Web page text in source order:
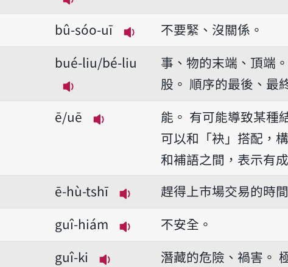
播放音讀bû-khó-nāi-hô
bû-sóo-uī
播放音讀bû-sóo-uī
不要緊、沒關係。
bué-liu/bé-liu
播放音讀bué-liu/bé-liu
事、物的末端、頂端。
股。 順序的最後、最
ē/uē
播放音讀ē/uē
能。 有可能導致某種
可以和「袂」搭配，
和補語之間，表示有
ē-hù-tshī
播放音讀ē-hù-tshī
趕得上巿場交易的時
guî-hiám
播放音讀guî-hiám
不安全。
guî-ki
潛藏的危險、禍害。